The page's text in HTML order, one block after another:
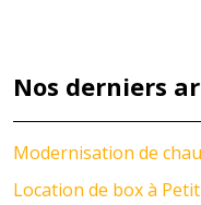
Nos derniers
Modernisation de
Location de box à